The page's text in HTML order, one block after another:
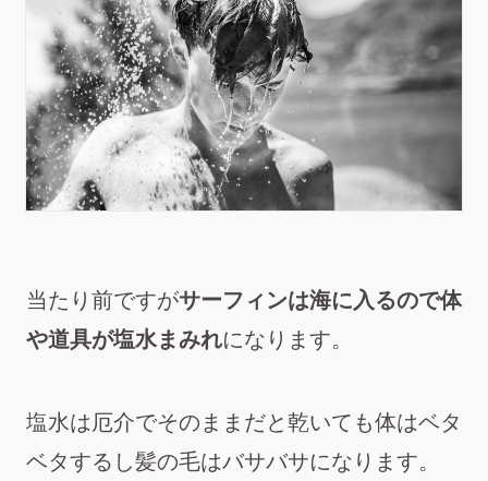
当たり前ですがサーフィンは海に入るので体
や道具が塩水まみれになります。
塩水は厄介でそのままだと乾いても体はベタ
ベタするし髪の毛はバサバサになります。